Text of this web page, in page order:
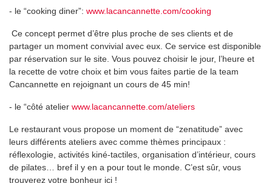
- le “cooking diner”: www.lacancannette.com/cooking
Ce concept permet d’être plus proche de ses clients et de
partager un moment convivial avec eux. Ce service est disponible
par réservation sur le site. Vous pouvez choisir le jour, l’heure et
la recette de votre choix et bim vous faites partie de la team
Cancannette en rejoignant un cours de 45 min!
- le “côté atelier www.lacancannette.com/ateliers
Le restaurant vous propose un moment de “zenatitude” avec
leurs différents ateliers avec comme thèmes principaux :
réflexologie, activités kiné-tactiles, organisation d’intérieur, cours
de pilates… bref il y en a pour tout le monde. C’est sûr, vous
trouverez votre bonheur ici !